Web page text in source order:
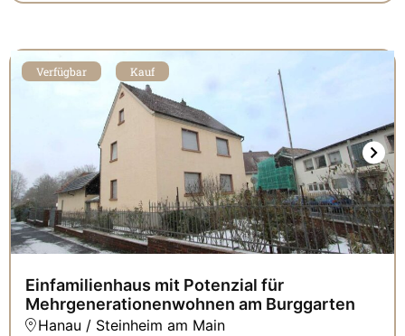
Verfügbar Kauf
Einfamilienhaus mit Potenzial für
Mehrgenerationenwohnen am Burggarten
Hanau / Steinheim am Main